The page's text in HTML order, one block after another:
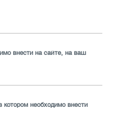
внести на сайте, на ваш
необходимо внести